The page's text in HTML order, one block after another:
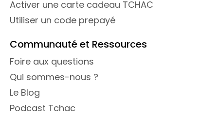
Activer une carte cadeau TCHAC
Utiliser un code prepayé
Communauté et Ressources
Foire aux questions
Qui sommes-nous ?
Le Blog
Podcast Tchac